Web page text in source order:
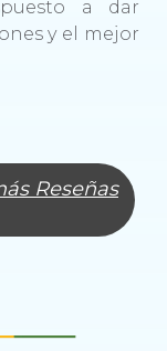
a dar
y el mejor
Reseñas